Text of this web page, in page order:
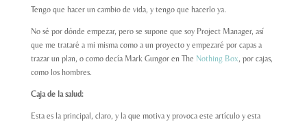
Tengo que hacer un cambio de vida, y tengo que hacerlo ya.
No sé por dónde empezar, pero se supone que soy Project Manager, así
que me trataré a mi misma como a un proyecto y empezaré por capas a
trazar un plan, o como decía Mark Gungor en The Nothing Box, por cajas,
como los hombres.
Caja de la salud:
Esta es la principal, claro, y la que motiva y provoca este artículo y esta